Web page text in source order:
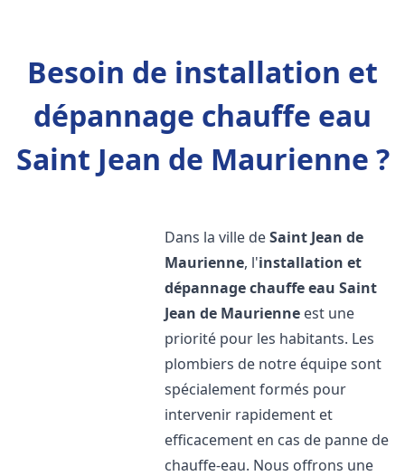
Besoin de installation et
dépannage chauffe eau
Saint Jean de Maurienne ?
Dans la ville deSaint Jean de
Maurienne, l'installation et
dépannage chauffe eau Saint
Jean de Maurienne est une
priorité pour les habitants. Les
plombiers de notre équipe sont
spécialement formés pour
intervenir rapidement et
efficacement en cas de panne de
chauffe-eau. Nous offrons une